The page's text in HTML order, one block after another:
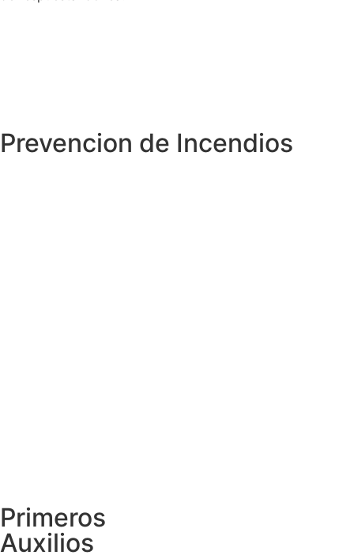
Prevencion de Incendios
Primeros
Auxilios